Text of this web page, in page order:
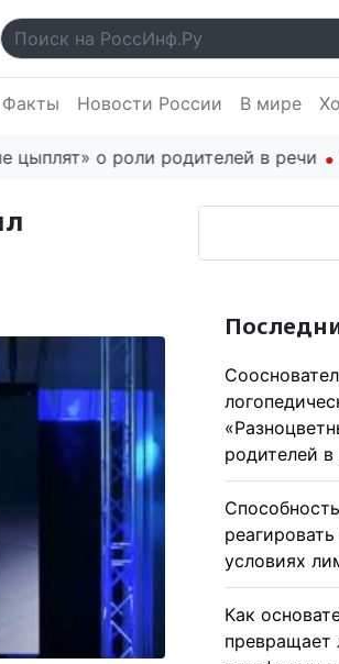
Факты Новости России В мире
о роли родителей в речи
родителей в
условиях
Как
превращает